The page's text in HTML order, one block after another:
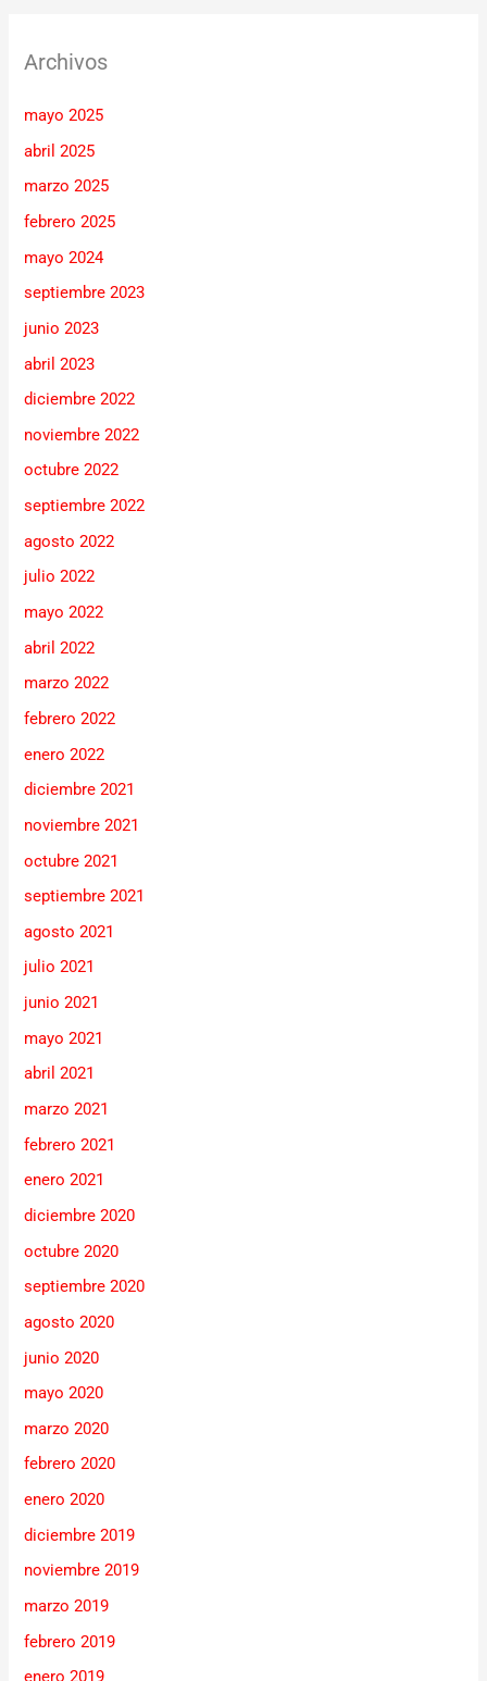
Archivos
mayo 2025
abril 2025
marzo 2025
febrero 2025
mayo 2024
septiembre 2023
junio 2023
abril 2023
diciembre 2022
noviembre 2022
octubre 2022
septiembre 2022
agosto 2022
julio 2022
mayo 2022
abril 2022
marzo 2022
febrero 2022
enero 2022
diciembre 2021
noviembre 2021
octubre 2021
septiembre 2021
agosto 2021
julio 2021
junio 2021
mayo 2021
abril 2021
marzo 2021
febrero 2021
enero 2021
diciembre 2020
octubre 2020
septiembre 2020
agosto 2020
junio 2020
mayo 2020
marzo 2020
febrero 2020
enero 2020
diciembre 2019
noviembre 2019
marzo 2019
febrero 2019
enero 2019